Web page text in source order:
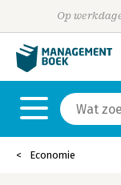
Op
Economie